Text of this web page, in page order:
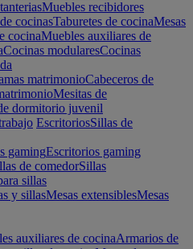
Muebles recibidores
cocinasTaburetes de cocinaMesas
cocinaMuebles auxiliares de
Cocinas modularesCocinas
matrimonioCabeceros de
Mesitas de
dormitorio juvenil
EscritoriosSillas de
gamingEscritorios gaming
de comedorSillas
sillas
y sillasMesas extensiblesMesas
auxiliares de cocinaArmarios de